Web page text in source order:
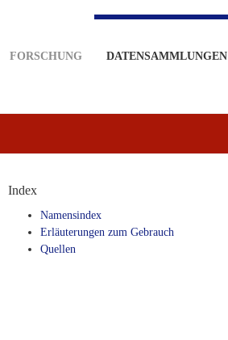
FORSCHUNG DATENSAMMLUNGEN
Index
Namensindex
Erläuterungen zum Gebrauch
Quellen